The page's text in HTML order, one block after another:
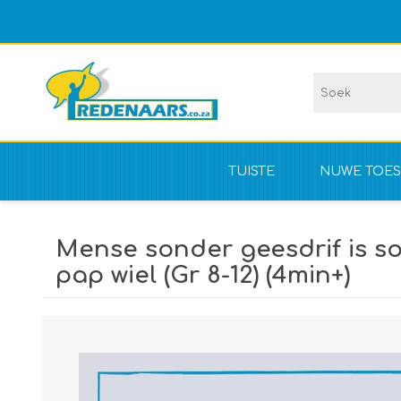
TUISTE NUWE
NIE vir
Mense sonder geesdrif is
pap wiel (Gr 8-12) (4min+)